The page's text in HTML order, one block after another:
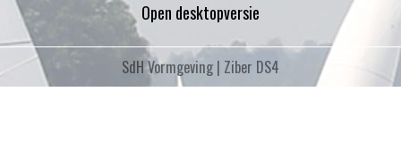
Open desktopversie
SdH Vormgeving | Ziber DS4